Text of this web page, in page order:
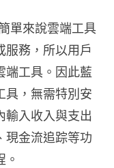
單來說雲端工具
服務，所以用戶
端工具。因此藍
具，無需特別安
輸入收入與支出
現金流追踪等功